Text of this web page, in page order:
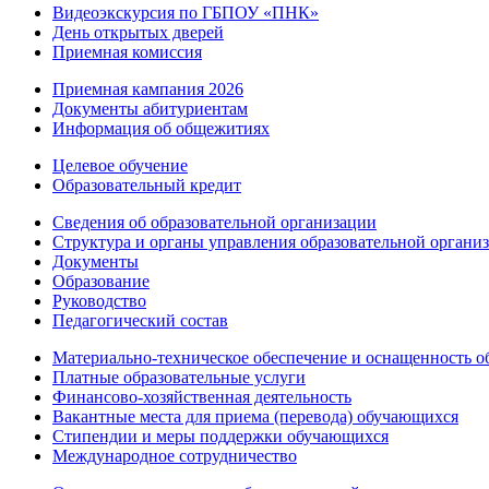
Видеоэкскурсия по ГБПОУ «ПНК»
День открытых дверей
Приемная комиссия
Приемная кампания 2026
Дoкументы абитуриентам
Информация об общежитиях
Целевое обучение
Образовательный кредит
Сведения об образовательной организации
Структура и органы управления образовательной
Документы
Образование
Руководство
Педагогический состав
Материально-техническое обеспечение и оснащенность
Платные образовательные услуги
Финансово-хозяйственная деятельность
Вакантные места для приема (перевода) обучающихся
Стипендии и меры поддержки обучающихся
Международное сотрудничество